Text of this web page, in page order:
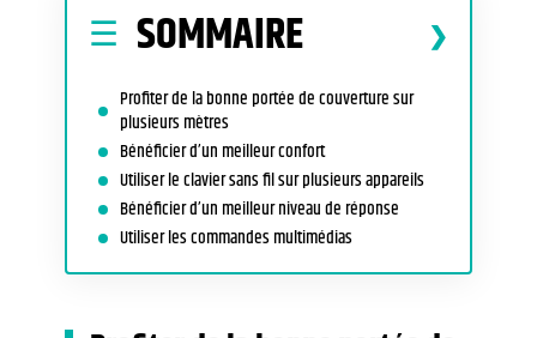
SOMMAIRE
Profiter de la bonne portée de couverture sur
plusieurs mètres
Bénéficier d’un meilleur confort
Utiliser le clavier sans fil sur plusieurs appareils
Bénéficier d’un meilleur niveau de réponse
Utiliser les commandes multimédias